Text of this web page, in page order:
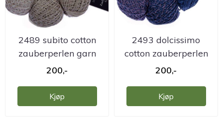
2489 subito cotton
zauberperlen garn
200,-
Kjøp
2493 dolcissimo
cotton zauberperlen
garn
200,-
Kjøp